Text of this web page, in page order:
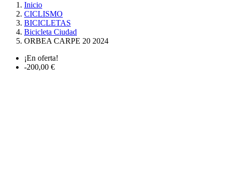
Inicio
CICLISMO
BICICLETAS
Bicicleta Ciudad
ORBEA CARPE 20 2024
¡En oferta!
-200,00 €